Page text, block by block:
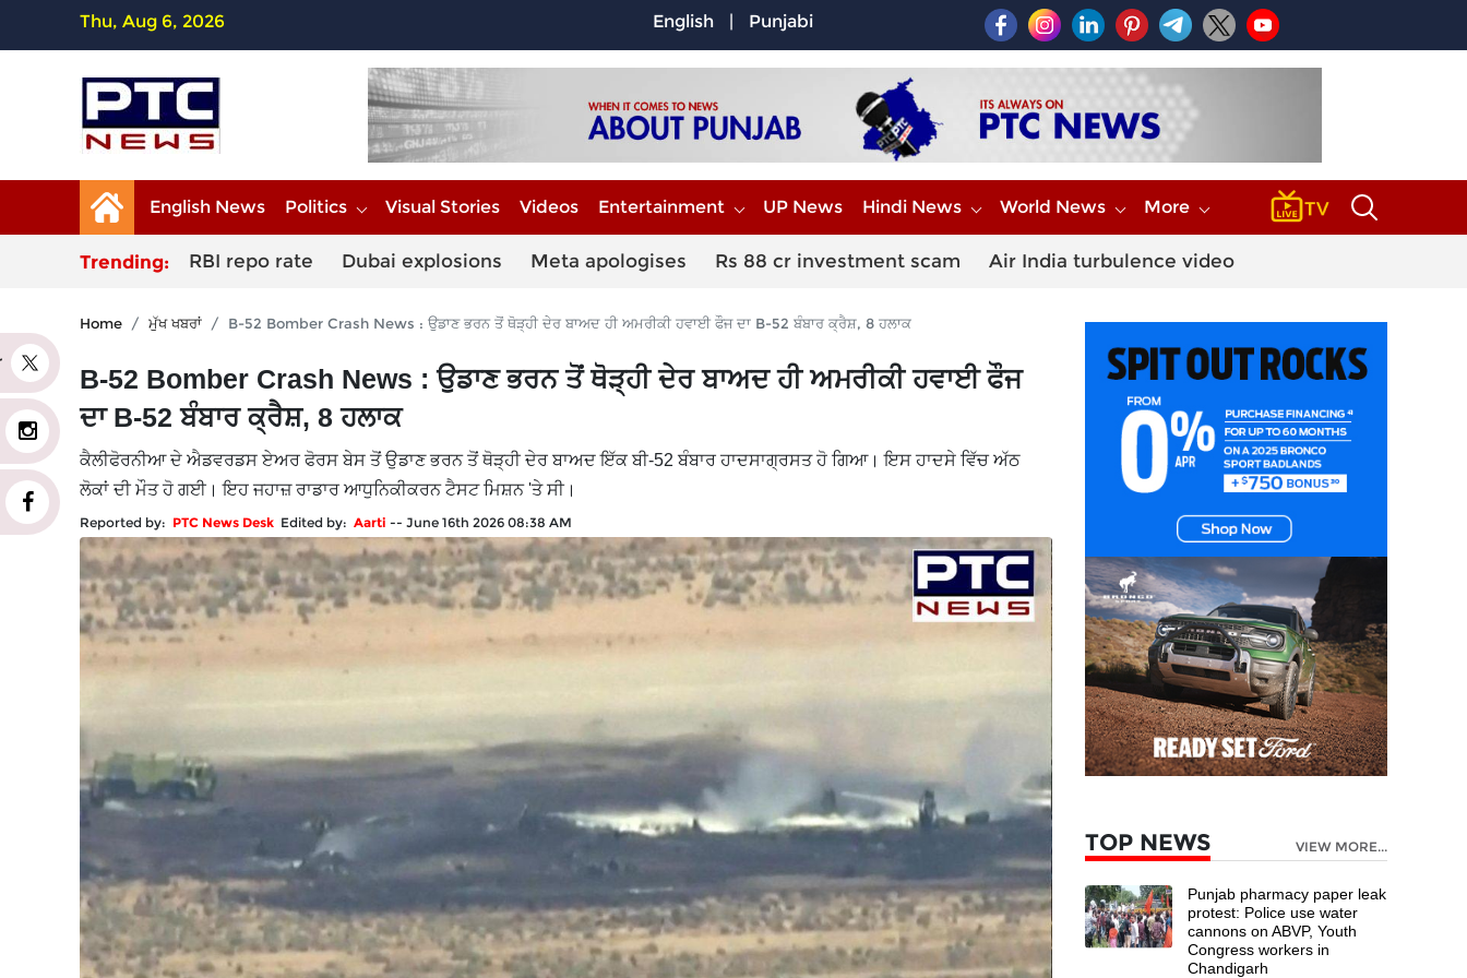
Thu, Aug 6, 2026 English | Punjabi
English News Politics Visual Stories Videos Entertainment UP News Hindi News World News More
Trending: RBI repo rate Dubai explosions Meta apologises Rs 88 cr investment scam Air India turbulence video
Home ਮੁੱਖ ਖਬਰਾਂ B-52 Bomber Crash News : ਉਡਾਣ ਭਰਨ ਤੋਂ ਥੋੜ੍ਹੀ ਦੇਰ ਬਾਅਦ ਹੀ ਅਮਰੀਕੀ ਹਵਾਈ ਫੌਜ ਦਾ B-52 ਬੰਬਾਰ ਕ੍ਰੈਸ਼, 8 ਹਲਾਕ
B-52 Bomber Crash News : ਉਡਾਣ ਭਰਨ ਤੋਂ ਥੋੜ੍ਹੀ ਦੇਰ ਬਾਅਦ ਹੀ ਅਮਰੀਕੀ ਹਵਾਈ ਫੌਜ
ਦਾ B-52 ਬੰਬਾਰ ਕ੍ਰੈਸ਼, 8 ਹਲਾਕ
ਕੈਲੀਫੋਰਨੀਆ ਦੇ ਐਡਵਰਡਸ ਏਅਰ ਫੋਰਸ ਬੇਸ ਤੋਂ ਉਡਾਣ ਭਰਨ ਤੋਂ ਥੋੜ੍ਹੀ ਦੇਰ ਬਾਅਦ ਇੱਕ ਬੀ-52 ਬੰਬਾਰ ਹਾਦਸਾਗ੍ਰਸਤ ਹੋ ਗਿਆ। ਇਸ ਹਾਦਸੇ ਵਿੱਚ ਅੱਠ
ਲੋਕਾਂ ਦੀ ਮੌਤ ਹੋ ਗਈ। ਇਹ ਜਹਾਜ਼ ਰਾਡਾਰ ਆਧੁਨਿਕੀਕਰਨ ਟੈਸਟ ਮਿਸ਼ਨ 'ਤੇ ਸੀ।
Reported by: PTC News Desk Edited by: Aarti -- June 16th 2026 08:38 AM
TOP NEWS VIEW MORE...
Punjab pharmacy paper leak
protest: Police use water
cannons on ABVP, Youth
Congress workers in
Chandigarh